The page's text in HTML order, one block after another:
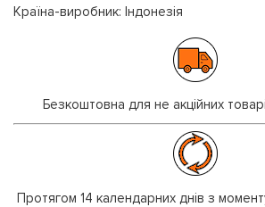
Країна-виробник: Індонезія
Безкоштовна для не акційних
Протягом 14 календарних днів з